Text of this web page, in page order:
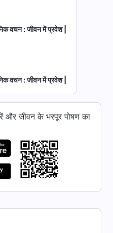
वचन : जीवन में प्रवेश |
वचन : जीवन में प्रवेश |
वचन : जीवन में प्रवेश |
और जीवन के भरपूर पोषण का